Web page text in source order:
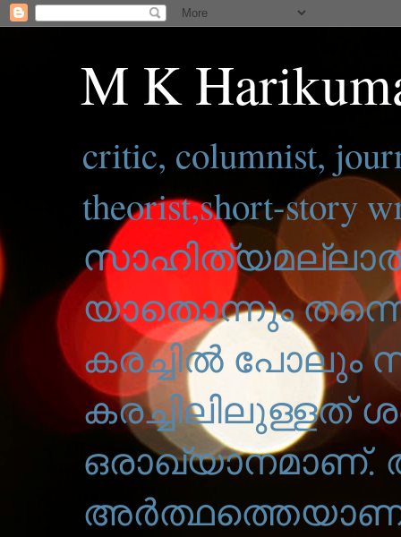
M K
critic, columnist,
theorist,short-story
യാതൊന്നും
കരച്ചിൽ
കരച്ചിലിലുള്ളത്
അർത്ഥത്തെയാണ്